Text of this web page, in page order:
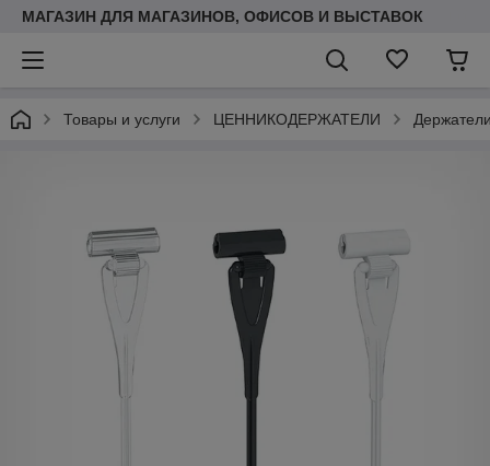
МАГАЗИН ДЛЯ МАГАЗИНОВ, ОФИСОВ И ВЫСТАВОК
Товары и услуги ЦЕННИКОДЕРЖАТЕЛИ